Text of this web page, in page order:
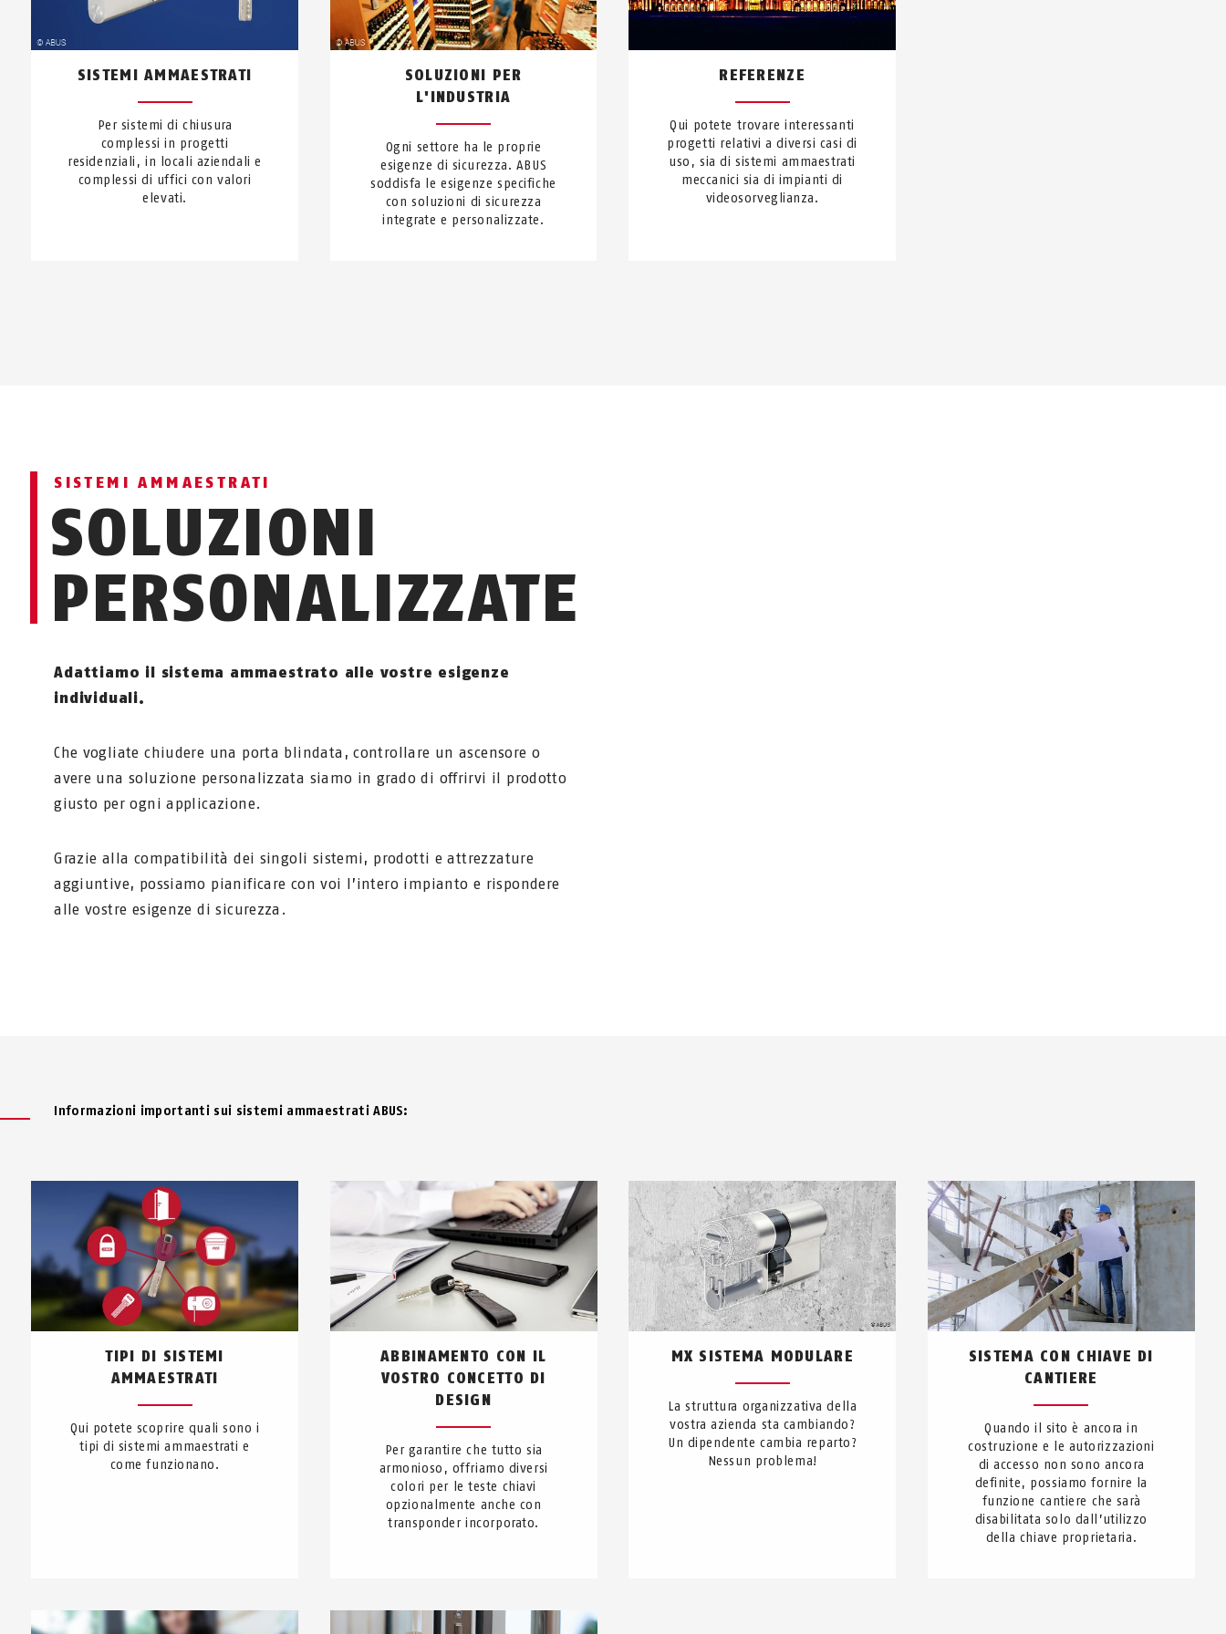
SISTEMI AMMAESTRATI
Per sistemi di chiusura
complessi in progetti
residenziali, in locali aziendali e
complessi di uffici con valori
elevati.
SOLUZIONI PER
L'INDUSTRIA
Ogni settore ha le proprie
esigenze di sicurezza. ABUS
soddisfa le esigenze specifiche
con soluzioni di sicurezza
integrate e personalizzate.
REFERENZE
Qui potete trovare interessanti
progetti relativi a diversi casi di
uso, sia di sistemi ammaestrati
meccanici sia di impianti di
videosorveglianza.
SISTEMI AMMAESTRATI
SOLUZIONI
PERSONALIZZATE
Adattiamo il sistema ammaestrato alle vostre esigenze
individuali.
Che vogliate chiudere una porta blindata, controllare un ascensore o
avere una soluzione personalizzata siamo in grado di offrirvi il prodotto
giusto per ogni applicazione.
Grazie alla compatibilità dei singoli sistemi, prodotti e attrezzature
aggiuntive, possiamo pianificare con voi l’intero impianto e rispondere
alle vostre esigenze di sicurezza.
Informazioni importanti sui sistemi ammaestrati ABUS:
TIPI DI SISTEMI
AMMAESTRATI
Qui potete scoprire quali sono i
tipi di sistemi ammaestrati e
come funzionano.
ABBINAMENTO CON IL
VOSTRO CONCETTO DI
DESIGN
Per garantire che tutto sia
armonioso, offriamo diversi
colori per le teste chiavi
opzionalmente anche con
transponder incorporato.
MX SISTEMA MODULARE
La struttura organizzativa della
vostra azienda sta cambiando?
Un dipendente cambia reparto?
Nessun problema!
SISTEMA CON CHIAVE DI
CANTIERE
Quando il sito è ancora in
costruzione e le autorizzazioni
di accesso non sono ancora
definite, possiamo fornire la
funzione cantiere che sarà
disabilitata solo dall’utilizzo
della chiave proprietaria.